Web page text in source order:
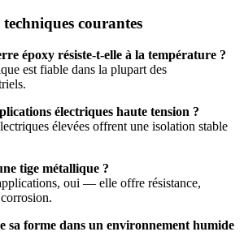
courantes
époxy résiste-t-elle à la température ?
est fiable dans la plupart des
électriques haute tension ?
élevées offrent une isolation stable
tige métallique ?
oui — elle offre résistance,
sa forme dans un environnement humide